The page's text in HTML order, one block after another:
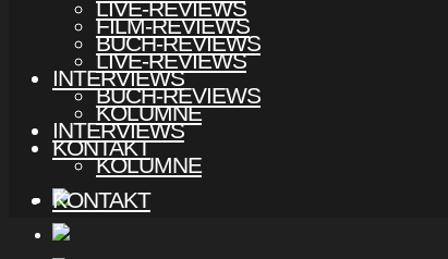
LIVE-REVIEWS
BUCH-REVIEWS
INTERVIEWS
KOLUMNE
KONTAKT
FILM-REVIEWS
LIVE-REVIEWS
BUCH-REVIEWS
INTERVIEWS
KOLUMNE
KONTAKT